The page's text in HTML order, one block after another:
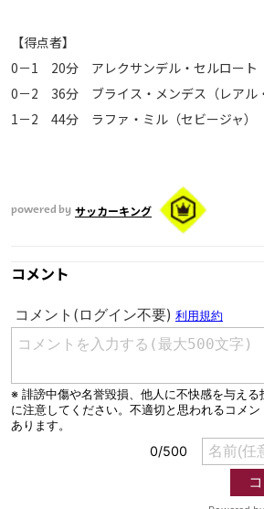
【得点者】
0－1 20分 アレクサンデル・セルロート（
0－2 36分 ブライス・メンデス（レアル・
1－2 44分 ラファ・ミル（セビージャ）
powered by サッカーキング
コメント